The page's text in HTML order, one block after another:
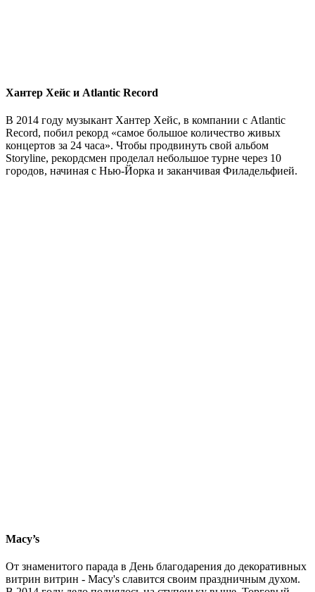
Хантер Хейс и Atlantic Record
В 2014 году музыкант Хантер Хейс, в компании с Atlantic
Record, побил рекорд «самое большое количество живых
концертов за 24 часа». Чтобы продвинуть свой альбом
Storyline, рекордсмен проделал небольшое турне через 10
городов, начиная с Нью-Йорка и заканчивая Филадельфией.
Macy’s
От знаменитого парада в День благодарения до декоративных
витрин витрин - Macy's славится своим праздничным духом.